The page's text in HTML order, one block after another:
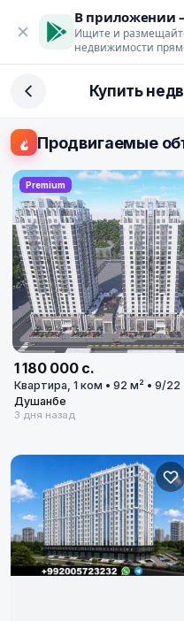
В приложении
Ищите и
недвижимости
Сделка
Купить
Поиск
Тип недвижимости
Тип
Город
Город
Купить
Продвигаемые
Premium
1 180 000 с.
Квартира, 1 ком • 92 м² • 9/
Душанбе
3 дня назад